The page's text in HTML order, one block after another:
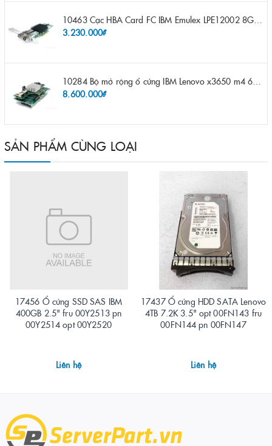
10463 Cạc HBA Card FC IBM Emulex LPE12002 8Gb 2 port FC SFP fru 42D0500 pn 42D0496 opt 42D0494 LPE12002
3.230.000₫
10284 Bộ mở rộng ổ cứng IBM Lenovo x3650 m4 69Y5319 8x 2.5" HS HDD Assembly Kit with Expander
8.600.000₫
SẢN PHẨM CÙNG LOẠI
17456 Ổ cứng SSD SAS IBM
400GB 2.5" fru 00Y2513 pn
00Y2514 opt 00Y2520
Liên hệ
17437 Ổ cứng HDD SATA Lenovo
4TB 7.2K 3.5" opt 00FN143 fru
00FN144 pn 00FN147
Liên hệ